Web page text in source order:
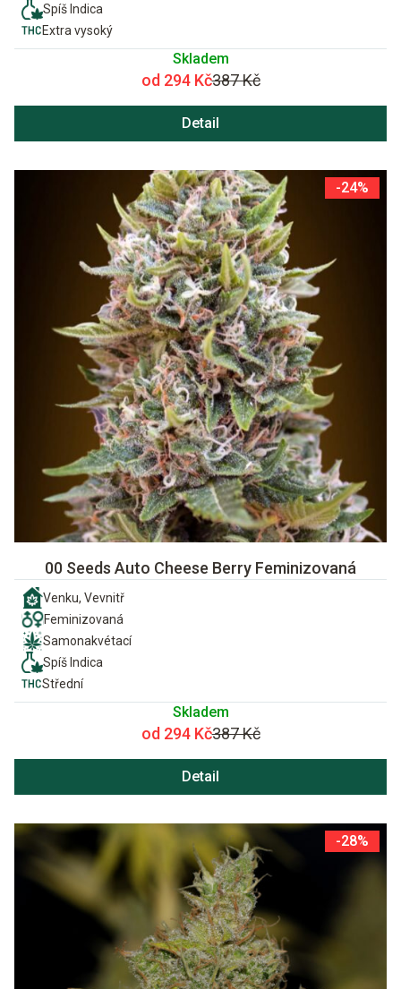
Spíš Indica
Extra vysoký
Skladem
od 294 Kč387 Kč
Detail
-24%
00 Seeds Auto Cheese Berry Feminizovaná
Venku, Vevnitř
Feminizovaná
Samonakvétací
Spíš Indica
Střední
Skladem
od 294 Kč387 Kč
Detail
-28%